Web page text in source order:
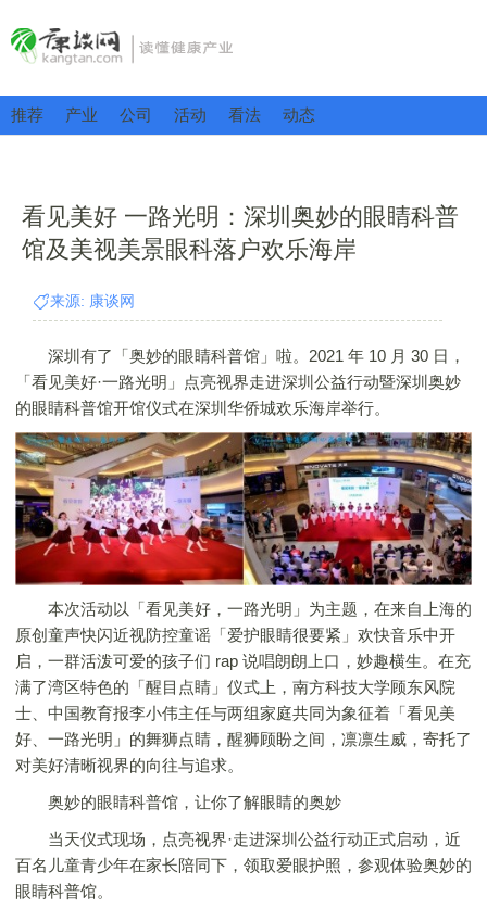
推荐 产业 公司 活动 看法 动态
看见美好 一路光明：深圳奥妙的眼睛科普
馆及美视美景眼科落户欢乐海岸
来源: 康谈网
深圳有了「奥妙的眼睛科普馆」啦。2021 年 10 月 30 日，
「看见美好·一路光明」点亮视界走进深圳公益行动暨深圳奥妙
的眼睛科普馆开馆仪式在深圳华侨城欢乐海岸举行。
本次活动以「看见美好，一路光明」为主题，在来自上海的
原创童声快闪近视防控童谣「爱护眼睛很要紧」欢快音乐中开
启，一群活泼可爱的孩子们 rap 说唱朗朗上口，妙趣横生。在充
满了湾区特色的「醒目点睛」仪式上，南方科技大学顾东风院
士、中国教育报李小伟主任与两组家庭共同为象征着「看见美
好、一路光明」的舞狮点睛，醒狮顾盼之间，凛凛生威，寄托了
对美好清晰视界的向往与追求。
奥妙的眼睛科普馆，让你了解眼睛的奥妙
当天仪式现场，点亮视界·走进深圳公益行动正式启动，近
百名儿童青少年在家长陪同下，领取爱眼护照，参观体验奥妙的
眼睛科普馆。